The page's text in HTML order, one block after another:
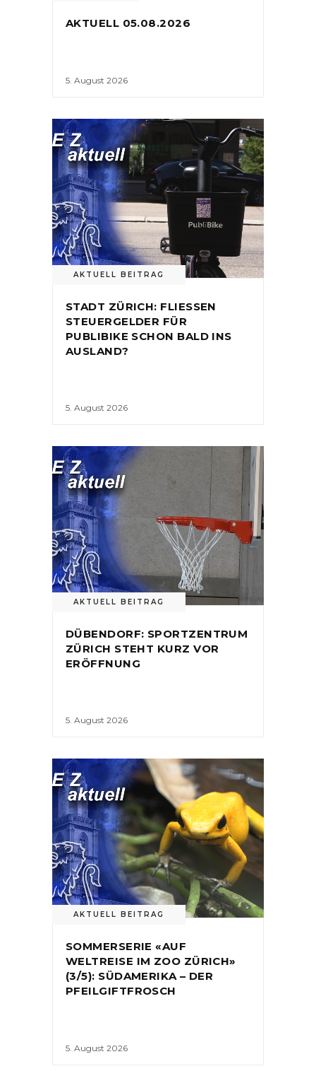
AKTUELL 05.08.2026
5. August 2026
AKTUELL BEITRAG
STADT ZÜRICH: FLIESSEN
STEUERGELDER FÜR
PUBLIBIKE SCHON BALD INS
AUSLAND?
5. August 2026
AKTUELL BEITRAG
DÜBENDORF: SPORTZENTRUM
ZÜRICH STEHT KURZ VOR
ERÖFFNUNG
5. August 2026
AKTUELL BEITRAG
SOMMERSERIE «AUF
WELTREISE IM ZOO ZÜRICH»
(3/5): SÜDAMERIKA – DER
PFEILGIFTFROSCH
5. August 2026